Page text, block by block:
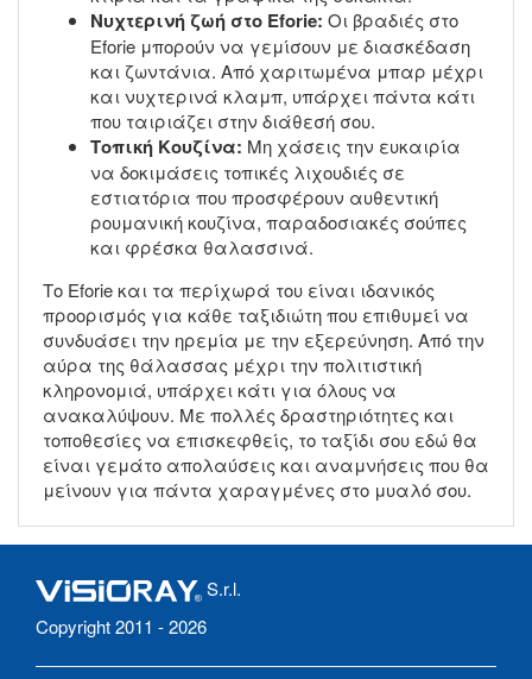
Νυχτερινή ζωή στο Eforie: Οι βραδιές στο
Eforie μπορούν να γεμίσουν με διασκέδαση
και ζωντάνια. Από χαριτωμένα μπαρ μέχρι
και νυχτερινά κλαμπ, υπάρχει πάντα κάτι
που ταιριάζει στην διάθεσή σου.
Τοπική Κουζίνα: Μη χάσεις την ευκαιρία
να δοκιμάσεις τοπικές λιχουδιές σε
εστιατόρια που προσφέρουν αυθεντική
ρουμανική κουζίνα, παραδοσιακές σούπες
και φρέσκα θαλασσινά.
Το Eforie και τα περίχωρά του είναι ιδανικός
προορισμός για κάθε ταξιδιώτη που επιθυμεί να
συνδυάσει την ηρεμία με την εξερεύνηση. Από την
αύρα της θάλασσας μέχρι την πολιτιστική
κληρονομιά, υπάρχει κάτι για όλους να
ανακαλύψουν. Με πολλές δραστηριότητες και
τοποθεσίες να επισκεφθείς, το ταξίδι σου εδώ θα
είναι γεμάτο απολαύσεις και αναμνήσεις που θα
μείνουν για πάντα χαραγμένες στο μυαλό σου.
S.r.l.
Copyright 2011 - 2026